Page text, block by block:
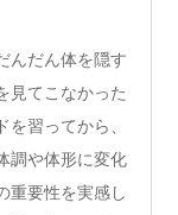
んだん体を隠す
見てこなかった
習ってから、
調や体形に変化
重要性を実感し